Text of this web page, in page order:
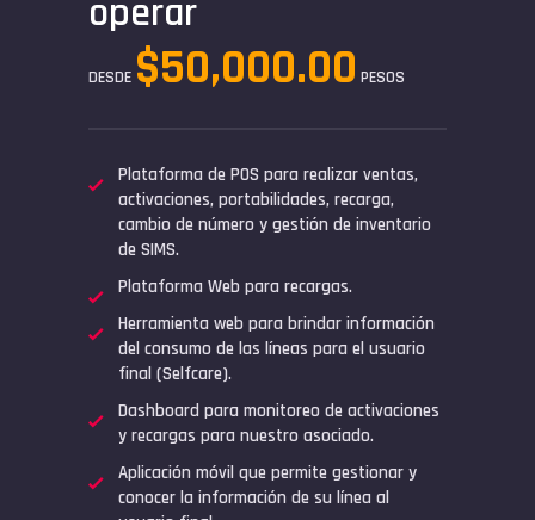
operar
DESDE $50,000.00 PESOS
Plataforma de POS para realizar ventas,
activaciones, portabilidades, recarga,
cambio de número y gestión de inventario
de SIMS.
Plataforma Web para recargas.
Herramienta web para brindar información
del consumo de las líneas para el usuario
final (Selfcare).
Dashboard para monitoreo de activaciones
y recargas para nuestro asociado.
Aplicación móvil que permite gestionar y
conocer la información de su línea al